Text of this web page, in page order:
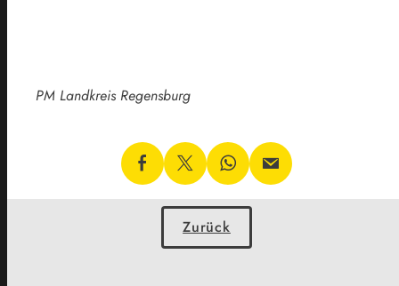
PM Landkreis Regensburg
Zurück